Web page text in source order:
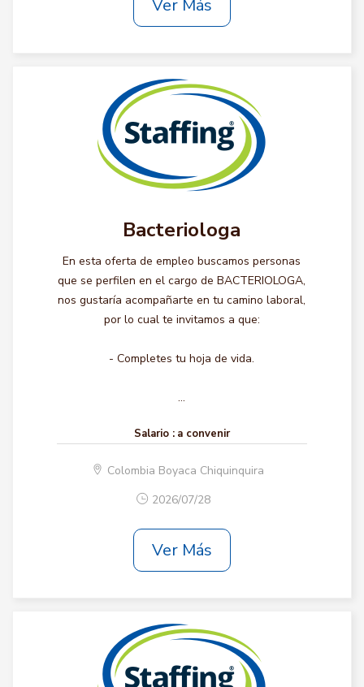
Ver Más
Bacteriologa
En esta oferta de empleo buscamos personas
que se perfilen en el cargo de BACTERIOLOGA,
nos gustaría acompañarte en tu camino laboral,
por lo cual te invitamos a que:
- Completes tu hoja de vida.
...
Salario : a convenir
Colombia Boyaca Chiquinquira
2026/07/28
Ver Más